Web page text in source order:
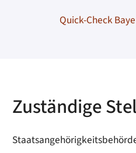
Quick-Check
Zuständige